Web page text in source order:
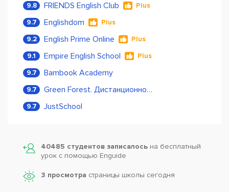
9.8 FRIENDS English Club Plus
9.7 Englishdom Plus
9.2 English Prime Online Plus
9.1 Empire English School Plus
9.7 Bambook Academy
9.7 Green Forest. Дистанционное обучение
9.7 JustSchool
40485 студентов записалось на бесплатный
урок с помощью Enguide
3 просмотра страницы школы сегодня